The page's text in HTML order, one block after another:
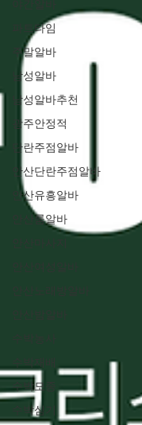
파트타임
주말알바
남성알바
남성알바추천
광주안정적
단란주점알바
안산단란주점알바
안산유흥알바
안산룸알바
수박재배
수박모종
수박심기